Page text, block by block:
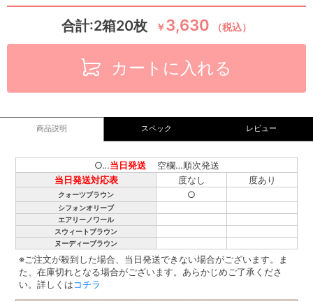
合計:2箱20枚 ￥3,630 （税込）
カートに入れる
商品説明 スペック レビュー
○…当日発送
空欄…順次発送
当日発送対応表
度なし 度あり
クォーツブラウン ○
シフォンオリーブ
エアリーノワール
スウィートブラウン
ヌーディーブラウン
※ご注文が殺到した場合、当日発送できない場合がございます。ま
た、在庫切れとなる場合がございます。あらかじめご了承くださ
い。詳しくはコチラ